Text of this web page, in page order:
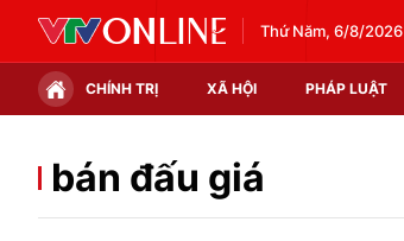
Thứ Năm, 6/8/2026
CHÍNH TRỊ XÃ HỘI PHÁP LUẬT
Chính trị
bán đấu giá